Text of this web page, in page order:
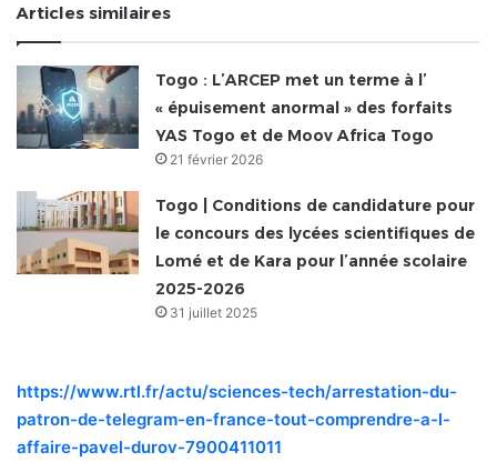
Articles similaires
Togo : L’ARCEP met un terme à l’
« épuisement anormal » des forfaits
YAS Togo et de Moov Africa Togo
21 février 2026
Togo | Conditions de candidature pour
le concours des lycées scientifiques de
Lomé et de Kara pour l’année scolaire
2025-2026
31 juillet 2025
https://www.rtl.fr/actu/sciences-tech/arrestation-du-
patron-de-telegram-en-france-tout-comprendre-a-l-
affaire-pavel-durov-7900411011